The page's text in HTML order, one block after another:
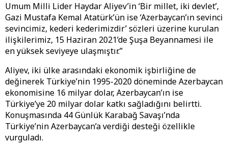
Umum Milli Lider Haydar Aliyev’in ‘Bir millet, iki devlet’,
Gazi Mustafa Kemal Atatürk’ün ise ‘Azerbaycan’ın sevinci
sevincimiz, kederi kederimizdir’ sözleri üzerine kurulan
ilişkilerimiz, 15 Haziran 2021’de Şuşa Beyannamesi ile
en yüksek seviyeye ulaşmıştır.”
Aliyev, iki ülke arasındaki ekonomik işbirliğine de
değinerek Türkiye’nin 1995-2020 döneminde Azerbaycan
ekonomisine 16 milyar dolar, Azerbaycan’ın ise
Türkiye’ye 20 milyar dolar katkı sağladığını belirtti.
Konuşmasında 44 Günlük Karabağ Savaşı’nda
Türkiye’nin Azerbaycan’a verdiği desteği özellikle
vurguladı.